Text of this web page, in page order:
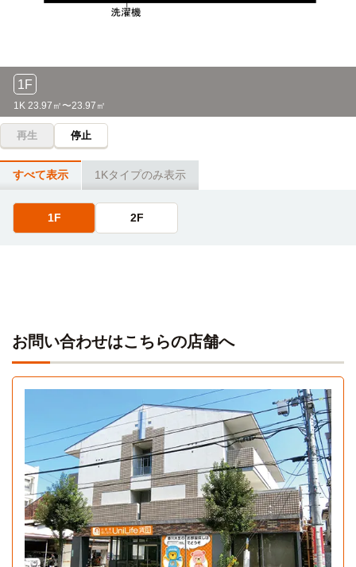
1F
1K 23.97㎡〜23.97㎡
1F
1K 23.97㎡〜23.97㎡
再生 停止
すべて表示 1Kタイプのみ表示
1F 2F
お問い合わせはこちらの店舗へ